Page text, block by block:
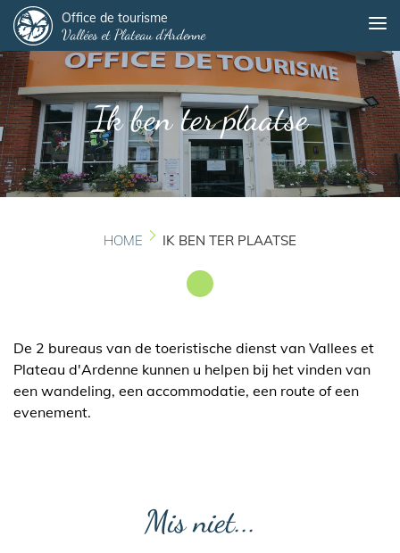
en
naar
inhoud
gaan
Office de tourisme
Vallées et Plateau d'Ardenne
Ik ben ter plaatse
HOME IK BEN TER PLAATSE
De 2 bureaus van de toeristische dienst van Vallees et
Plateau d'Ardenne kunnen u helpen bij het vinden van
een wandeling, een accommodatie, een route of een
evenement.
Mis niet...
Panneau de gestion des cookies